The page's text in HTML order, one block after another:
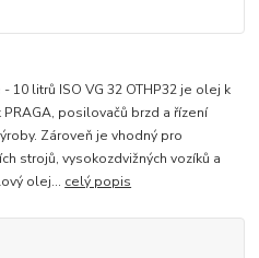
10 litrů ISO VG 32 OTHP32 je olej k
posilovačů brzd a řízení
Zároveň je vhodný pro
strojů, vysokozdvižných vozíků a
olej... celý popis